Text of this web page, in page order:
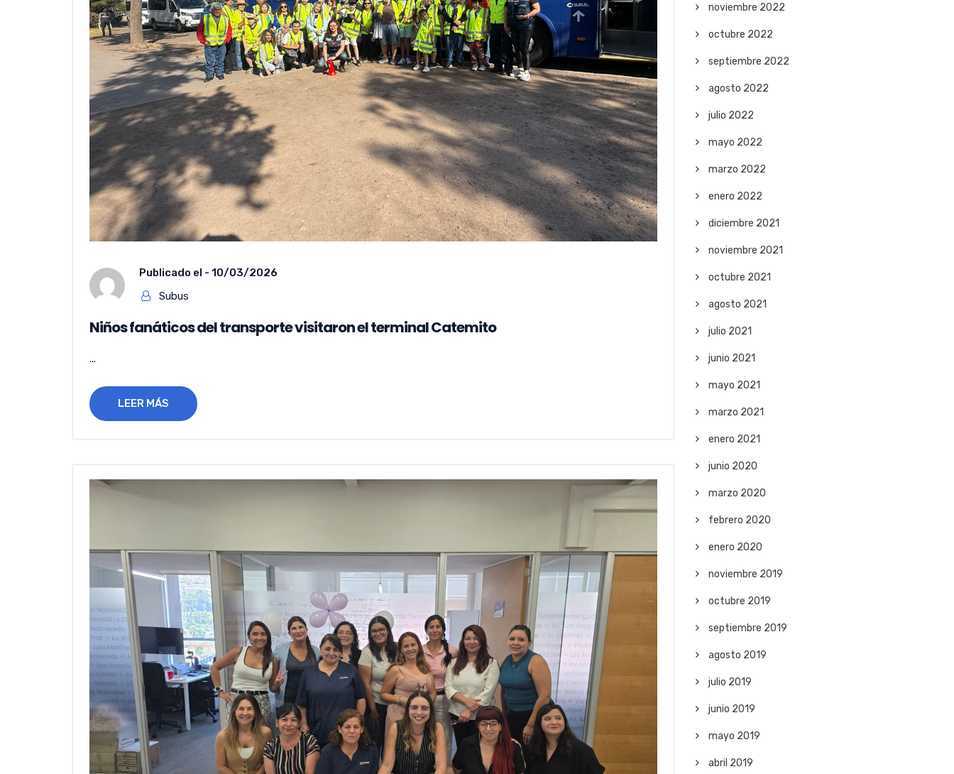
Publicado el - 10/03/2026
Subus
Niños fanáticos del transporte visitaron el terminal Catemito
...
LEER MÁS
noviembre 2022
octubre 2022
septiembre 2022
agosto 2022
julio 2022
mayo 2022
marzo 2022
enero 2022
diciembre 2021
noviembre 2021
octubre 2021
agosto 2021
julio 2021
junio 2021
mayo 2021
marzo 2021
enero 2021
junio 2020
marzo 2020
febrero 2020
enero 2020
noviembre 2019
octubre 2019
septiembre 2019
agosto 2019
julio 2019
junio 2019
mayo 2019
abril 2019